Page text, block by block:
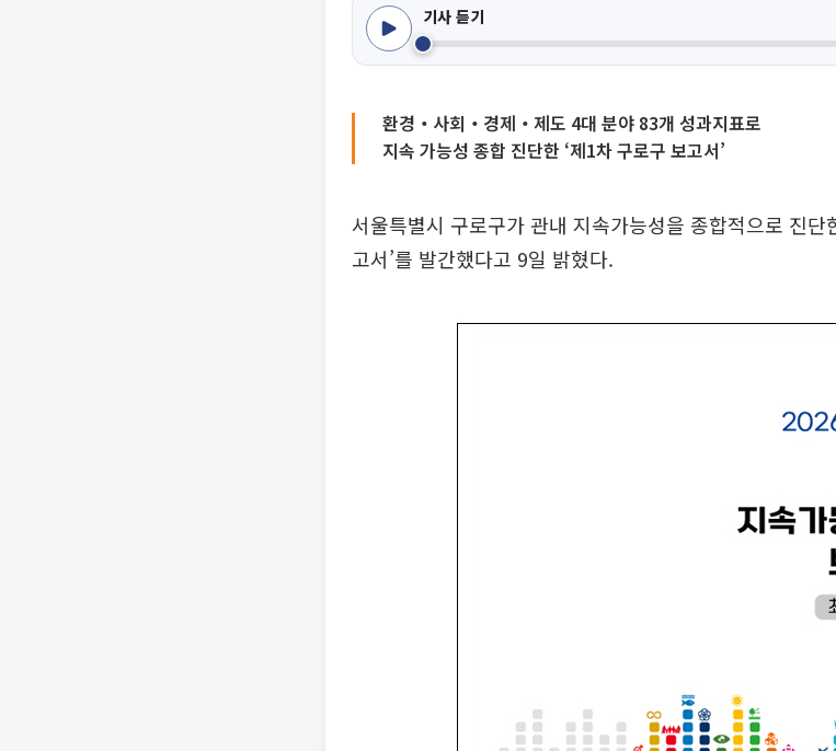
기사 듣기
환경‧사회‧경제‧제도 4대 분야 83개 성과지표로
지속 가능성 종합 진단한 ‘제1차 구로구 보고서’
서울특별시 구로구가 관내 지속가능성을 종합적으로 진단
고서’를 발간했다고 9일 밝혔다.